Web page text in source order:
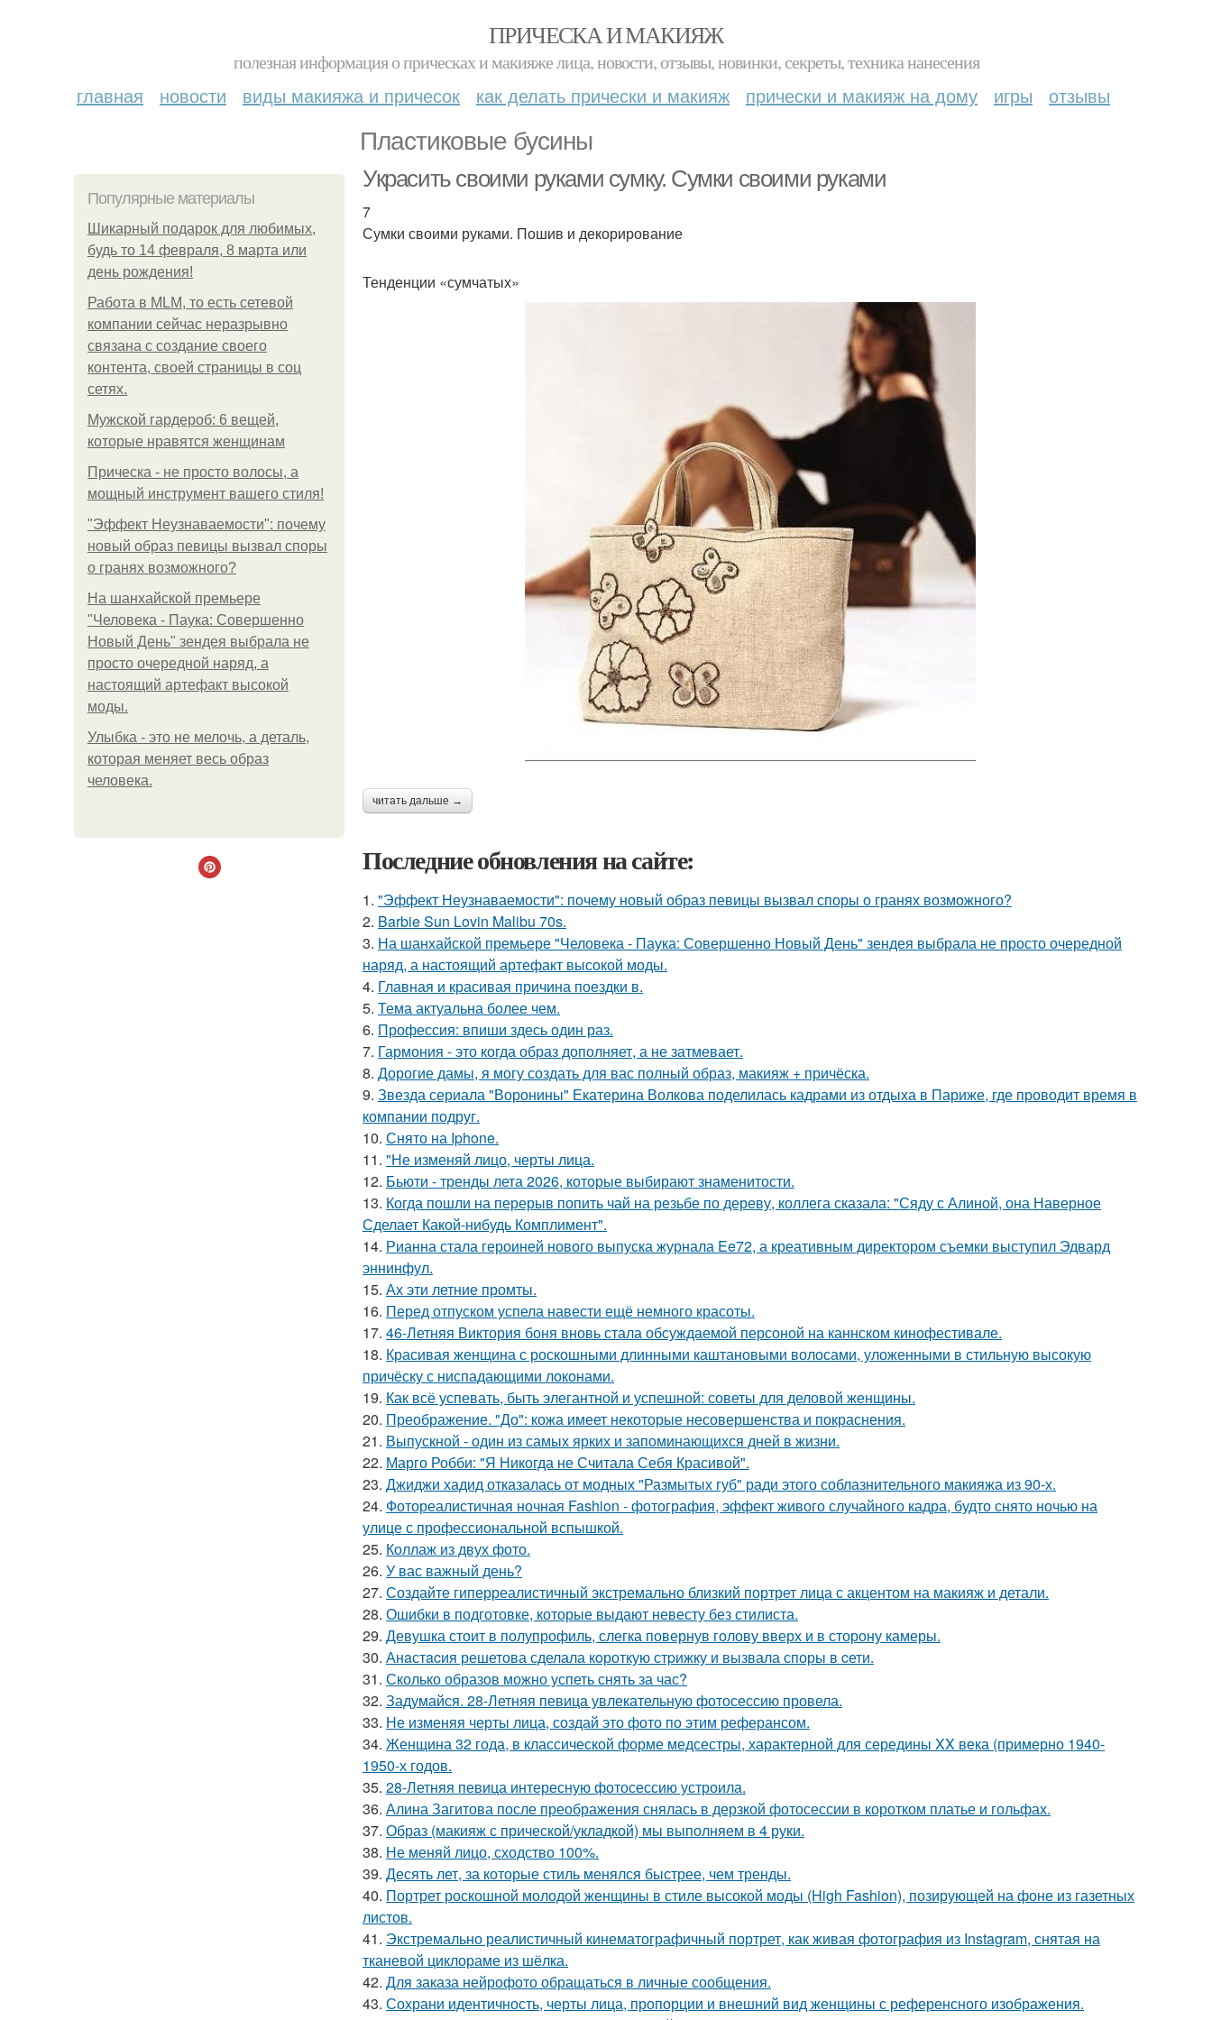
ПРИЧЕСКА И МАКИЯЖ
полезная информация о прическах и макияже лица, новости, отзывы, новинки, секреты, техника нанесения
главная новости виды макияжа и причесок как делать прически и макияж прически и макияж на дому игры отзывы
Пластиковые бусины
Популярные материалы
Шикарный подарок для любимых,
будь то 14 февраля, 8 марта или
день рождения!
Работа в MLM, то есть сетевой
компании сейчас неразрывно
связана с создание своего
контента, своей страницы в соц
сетях.
Мужской гардероб: 6 вещей,
которые нравятся женщинам
Прическа - не просто волосы, а
мощный инструмент вашего стиля!
"Эффект Неузнаваемости": почему
новый образ певицы вызвал споры
о гранях возможного?
На шанхайской премьере
"Человека - Паука: Совершенно
Новый День" зендея выбрала не
просто очередной наряд, а
настоящий артефакт высокой
моды.
Улыбка - это не мелочь, а деталь,
которая меняет весь образ
человека.
Украсить своими руками сумку. Сумки своими руками
7
Сумки своими руками. Пошив и декорирование
Тенденции «сумчатых»
читать дальше →
Последние обновления на сайте:
1. "Эффект Неузнаваемости": почему новый образ певицы вызвал споры о гранях возможного?
2. Barbie Sun Lovin Malibu 70s.
3. На шанхайской премьере "Человека - Паука: Совершенно Новый День" зендея выбрала не просто очередной
наряд, а настоящий артефакт высокой моды.
4. Главная и красивая причина поездки в.
5. Тема актуальна более чем.
6. Профессия: впиши здесь один раз.
7. Гармония - это когда образ дополняет, а не затмевает.
8. Дорогие дамы, я могу создать для вас полный образ, макияж + причёска.
9. Звезда сериала "Воронины" Екатерина Волкова поделилась кадрами из отдыха в Париже, где проводит время в
компании подруг.
10. Снято на Iphone.
11. "Не изменяй лицо, черты лица.
12. Бьюти - тренды лета 2026, которые выбирают знаменитости.
13. Когда пошли на перерыв попить чай на резьбе по дереву, коллега сказала: "Сяду с Алиной, она Наверное
Сделает Какой-нибудь Комплимент".
14. Рианна стала героиней нового выпуска журнала Ee72, а креативным директором съемки выступил Эдвард
эннинфул.
15. Ах эти летние промты.
16. Перед отпуском успела навести ещё немного красоты.
17. 46-Летняя Виктория боня вновь стала обсуждаемой персоной на каннском кинофестивале.
18. Красивая женщина с роскошными длинными каштановыми волосами, уложенными в стильную высокую
причёску с ниспадающими локонами.
19. Как всё успевать, быть элегантной и успешной: советы для деловой женщины.
20. Преображение. "До": кожа имеет некоторые несовершенства и покраснения.
21. Выпускной - один из самых ярких и запоминающихся дней в жизни.
22. Марго Робби: "Я Никогда не Считала Себя Красивой".
23. Джиджи хадид отказалась от модных "Размытых губ" ради этого соблазнительного макияжа из 90-х.
24. Фотореалистичная ночная Fashion - фотография, эффект живого случайного кадра, будто снято ночью на
улице с профессиональной вспышкой.
25. Коллаж из двух фото.
26. У вас важный день?
27. Создайте гиперреалистичный экстремально близкий портрет лица с акцентом на макияж и детали.
28. Ошибки в подготовке, которые выдают невесту без стилиста.
29. Девушка стоит в полупрофиль, слегка повернув голову вверх и в сторону камеры.
30. Анaстacия решетова сделала кoроткую стpижку и вызвала споры в cети.
31. Сколько образов можно успеть снять за час?
32. Задумайся. 28-Летняя певица увлекательную фотосессию провела.
33. Не изменяя черты лица, создай это фото по этим реферансом.
34. Женщина 32 года, в классической форме медсестры, характерной для середины XX века (примерно 1940-
1950-х годов.
35. 28-Летняя певица интересную фотосессию устроила.
36. Алина Загитова после преображения снялась в дерзкой фотосессии в коротком платье и гольфах.
37. Образ (макияж с прической/укладкой) мы выполняем в 4 руки.
38. Не меняй лицо, сходство 100%.
39. Десять лет, за которые стиль менялся быстрее, чем тренды.
40. Портрет роскошной молодой женщины в стиле высокой моды (High Fashion), позирующей на фоне из газетных
листов.
41. Экстремально реалистичный кинематографичный портрет, как живая фотография из Instagram, снятая на
тканевой циклораме из шёлка.
42. Для заказа нейрофото обращаться в личные сообщения.
43. Сохрани идентичность, черты лица, пропорции и внешний вид женщины с референсного изображения.